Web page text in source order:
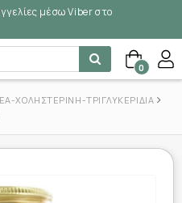
μέσω Viber στο
0
ΧΟΛΗΣΤΕΡΙΝΗ-ΤΡΙΓΛΥΚΕΡΙΔΙΑ